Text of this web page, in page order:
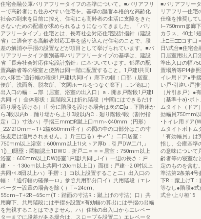
住宅金融公庫バリアフリータイフの基準について。■バリアフリ
ーで高齢者にも住みやすい住宅を。基準の謳旨本格的な高齢化
社会の到来を目前に控え、住宅にも高齢者の生活に支障をきた
さないための配慮が求められるようになってきました。「バリ
アフリータイプ」住宅とは、長寿社会対応住宅設計指針（建設
省）に適合する高齢者対応工事を盛り込んだ住宅のことで、段
差の解消や手摺の設置などが項目として挙げられています。■バ
リアフリータイフ個別基準バリアフリータイプの基準は、建設
省「長寿社会対応住宅設計指針」に基づいています。郁屋の配
置高齢者等の寝室と便所は同一階に配置すること。1戸建I共同I
の,<床竺-`通行幅の確保1戸建I共同Iイ）廊下の幅：口部（居室、
便所、洗面所、脱衣所、`玄関ホールをつなぐ廊下）:::ン‘怨口）
出入口の幅：→部（居室、浴室の出入口）a．開き戸階段1戸建I
共同Iイ）全体形状：直階段又は折れ階段（中閻にはできるだけ
踊り場を設ける）l〖分に階段を設ける場合は次の□[a．下階床か
ら3段以内b．踊り場から上り3段以内C．廻り階段4段（割付指
定）口）寸法ハ）手摺三mm□R蹴上口mm~¢40mm（円形）
_22/21Dmm~T+2益650mm注イ）の図の中の口部分はこの寸
法規定は適用されません。〗斤三巳る）手✓'1〗二口居室：
750mm以上浴室：600mm以上1I火トア厚b．引戸DW二/1,」
1[)__l隠塁：悶饂認土1DWC．折戸二＝＝＝居室：750mm以上
浴室：600mm以上DW浴室1戸建I共同I_Jイ）一辺の長さ：戸
建・・·130cm以上共同•120cm以上口）面積：戸建···2.0吋以上
共同••l.8団以上ハ）手摺：］コ以上設置すること二）出入口の
幅：「通行幅の確保ーロ」参照共用部分口イ）共用階段（エレ
ベーター設置の場合を除く）T~24cm、
55cm~T+2R~65cm(T：踏面の寸法R：蹴上げの寸法）口）共
用廊下、共用階段には手摺を設置※有効幅の算出には手摺の出幅
を無視することはできません。ハ）住棟の出入口からエレベー
ターまでに段差がある場合は、スロープを設置二）エレベータ
■バリアフリー
リアフリー住宅
仕様を推奨して
I~750mm@廊
カラス、40土1
上□三□□コす口
日\式台■住宅金
口居室用出入口
準出入口の幅
置場所等Pl4参
イレ用ドア●手
い戸•引違い戸
（片引き戸）●
（基準十a)•ボ
ムタイト（ドア
効幅員750mm
•トイレ用ドア
ムタイトボトム
「有効幅員」
指し、公庫基準
の意味について
齢者等の寝室な
定のものを含む
準法第2条第4号
下R：蹴上げT
等なし●階段●式
式台•上り桓15